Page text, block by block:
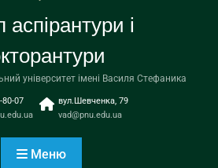
аспірантури і
університет імені Василя Стефаника
80-07
вул.Шевченка, 79
vad@pnu.edu.ua
Меню